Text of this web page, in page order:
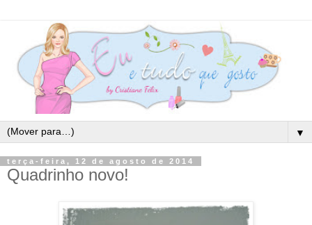
▼
terça-feira, 12 de agosto de 2014
Quadrinho novo!